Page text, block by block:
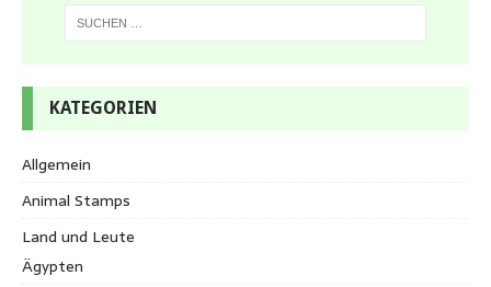
KATEGORIEN
Allgemein
Animal Stamps
Land und Leute
Ägypten